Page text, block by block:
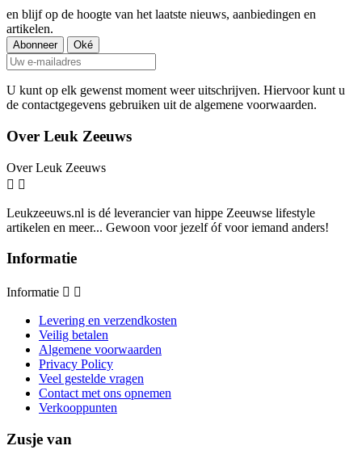
en blijf op de hoogte van het laatste nieuws, aanbiedingen en
artikelen.
U kunt op elk gewenst moment weer uitschrijven. Hiervoor kunt u
de contactgegevens gebruiken uit de algemene voorwaarden.
Over Leuk Zeeuws
Over Leuk Zeeuws
 
Leukzeeuws.nl is dé leverancier van hippe Zeeuwse lifestyle
artikelen en meer... Gewoon voor jezelf óf voor iemand anders!
Informatie
Informatie  
Levering en verzendkosten
Veilig betalen
Algemene voorwaarden
Privacy Policy
Veel gestelde vragen
Contact met ons opnemen
Verkooppunten
Zusje van